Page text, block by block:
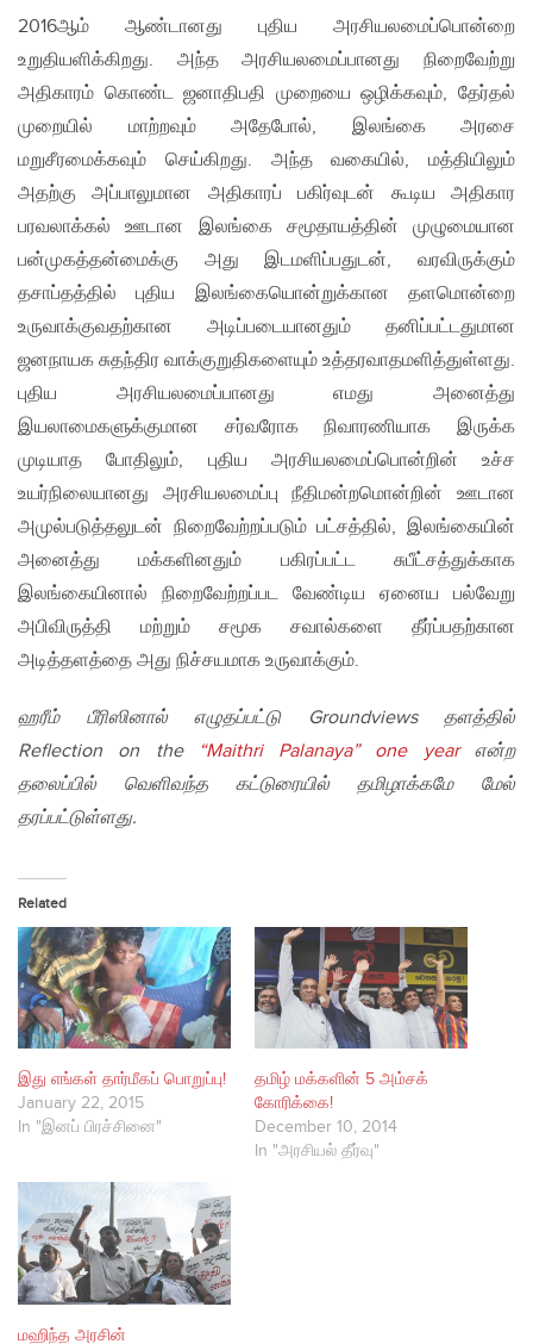
2016ஆம் ஆண்டானது புதிய அரசியலமைப்பொன்றை
உறுதியளிக்கிறது. அந்த அரசியலமைப்பானது நிறைவேற்று
அதிகாரம் கொண்ட ஜனாதிபதி முறையை ஒழிக்கவும், தேர்தல்
முறையில் மாற்றவும் அதேபோல், இலங்கை அரசை
மறுசீரமைக்கவும் செய்கிறது. அந்த வகையில், மத்தியிலும்
அதற்கு அப்பாலுமான அதிகாரப் பகிர்வுடன் கூடிய அதிகார
பரவலாக்கல் ஊடான இலங்கை சமூதாயத்தின் முழுமையான
பன்முகத்தன்மைக்கு அது இடமளிப்பதுடன், வரவிருக்கும்
தசாப்தத்தில் புதிய இலங்கையொன்றுக்கான தளமொன்றை
உருவாக்குவதற்கான அடிப்படையானதும் தனிப்பட்டதுமான
ஜனநாயக சுதந்திர வாக்குறுதிகளையும் உத்தரவாதமளித்துள்ளது.
புதிய அரசியலமைப்பானது எமது அனைத்து
இயலாமைகளுக்குமான சர்வரோக நிவாரணியாக இருக்க
முடியாத போதிலும், புதிய அரசியலமைப்பொன்றின் உச்ச
உயர்நிலையானது அரசியலமைப்பு நீதிமன்றமொன்றின் ஊடான
அமுல்படுத்தலுடன் நிறைவேற்றப்படும் பட்சத்தில், இலங்கையின்
அனைத்து மக்களினதும் பகிரப்பட்ட சுபீட்சத்துக்காக
இலங்கையினால் நிறைவேற்றப்பட வேண்டிய ஏனைய பல்வேறு
அபிவிருத்தி மற்றும் சமூக சவால்களை தீர்ப்பதற்கான
அடித்தளத்தை அது நிச்சயமாக உருவாக்கும்.
ஹரீம் பீரிஸினால் எழுதப்பட்டு Groundviews தளத்தில்
Reflection on the
“Maithri Palanaya” one year
என்ற
தலைப்பில் வெளிவந்த கட்டுரையில் தமிழாக்கமே மேல்
தரப்பட்டுள்ளது.
Related
இது எங்கள் தார்மீகப் பொறுப்பு!
January 22, 2015
In "இனப் பிரச்சினை"
தமிழ் மக்களின் 5 அம்சக்
கோரிக்கை!
December 10, 2014
In "அரசியல் தீர்வு"
மஹிந்த அரசின்